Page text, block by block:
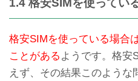
1.4 格安SIMを使ってい
格安SIMを使っている場合
ことがある ようです。格安
えず、その結果このよう